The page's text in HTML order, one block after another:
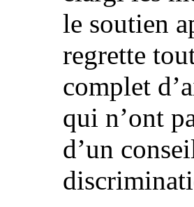
le soutien
regrette
complet
qui n’ont
d’un